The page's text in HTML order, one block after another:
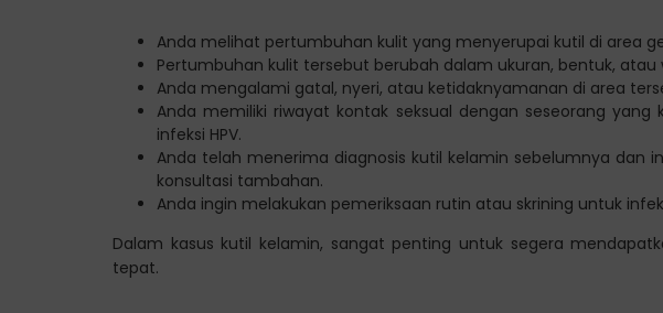
Anda melihat pertumbuhan kulit yang menyerupai kutil di area
Pertumbuhan kulit tersebut berubah dalam ukuran, bentuk, atau
Anda mengalami gatal, nyeri, atau ketidaknyamanan di area
Anda memiliki riwayat kontak seksual dengan seseorang
infeksi HPV.
Anda telah menerima diagnosis kutil kelamin sebelumnya dan
konsultasi tambahan.
Anda ingin melakukan pemeriksaan rutin atau skrining untuk
Dalam kasus kutil kelamin, sangat penting untuk segera
tepat.